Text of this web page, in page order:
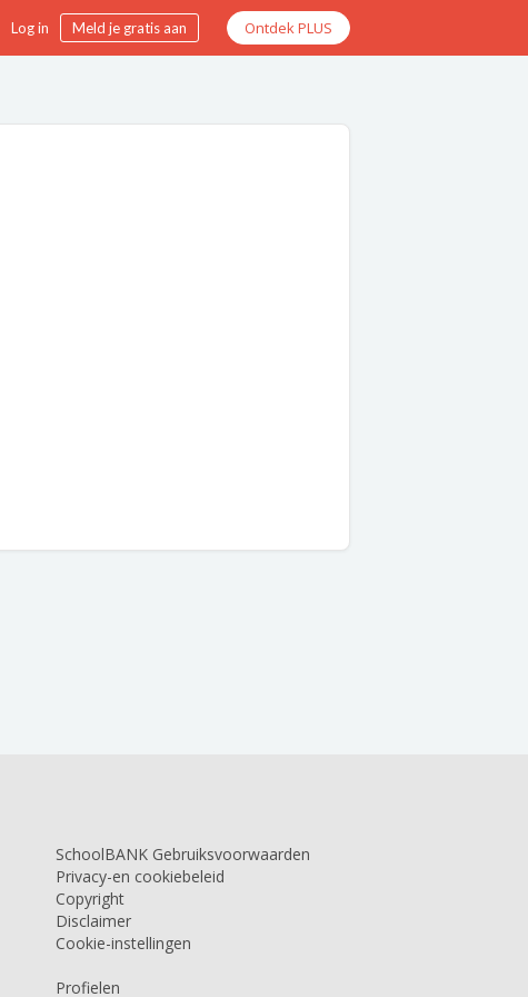
Log in Meld je gratis aan Ontdek PLUS
SchoolBANK Gebruiksvoorwaarden
Privacy-en cookiebeleid
Copyright
Disclaimer
Cookie-instellingen
Profielen